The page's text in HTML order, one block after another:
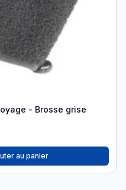
- Brosse grise
au panier